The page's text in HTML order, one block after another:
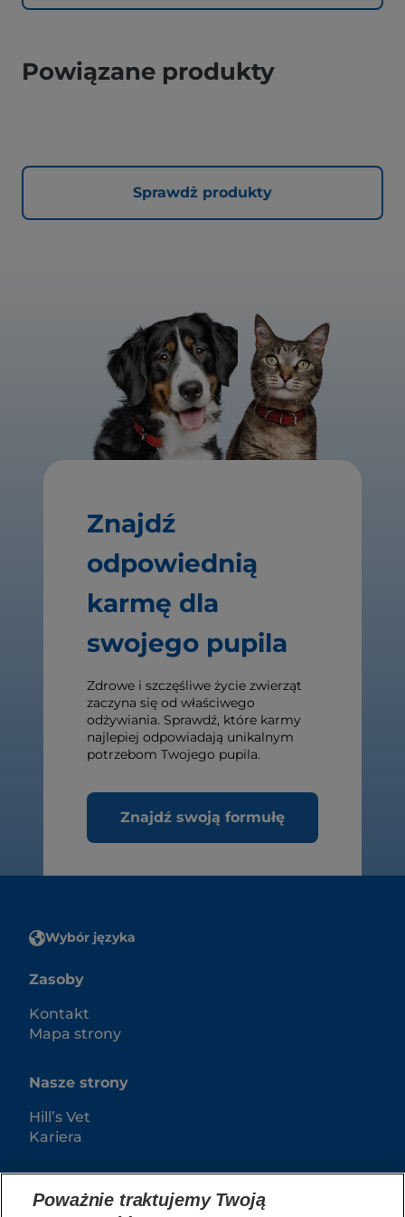
Powiązane produkty
Sprawdż produkty
Znajdź
odpowiednią
karmę dla
swojego pupila
Zdrowe i szczęśliwe życie zwierząt
zaczyna się od właściwego
odżywiania. Sprawdź, które karmy
najlepiej odpowiadają unikalnym
potrzebom Twojego pupila.
Znajdź swoją formułę
Wybór języka
Zasoby
Kontakt
Mapa strony
Nasze strony
Hill’s Vet
Kariera
Poważnie traktujemy Twoją